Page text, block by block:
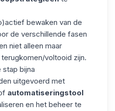
bewaken van de
de verschillende fasen
niet alleen maar
voltooid zijn.
bijna
uitgevoerd met
automatiseringstool
en het beheer te